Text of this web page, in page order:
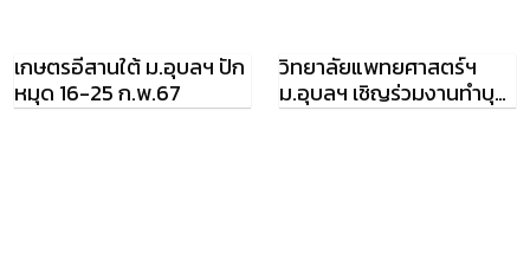
เกษตรอีสานใต้ ม.อุบลฯ ปัก
หมุด 16-25 ก.พ.67
วิทยาลัยแพทยศาสตร์ฯ
ม.อุบลฯ เชิญร่วมงานทำบุญ
อุทิศส่วนกุศลอาจารย์ใหญ่